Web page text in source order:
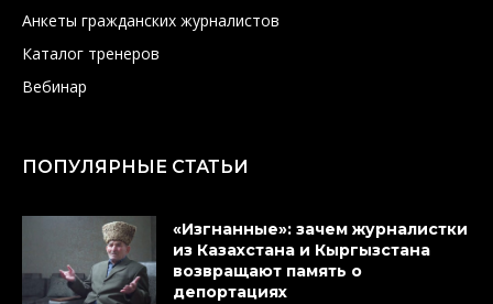
Анкеты гражданских журналистов
Каталог тренеров
Вебинар
ПОПУЛЯРНЫЕ СТАТЬИ
«Изгнанные»: зачем журналистки
из Казахстана и Кыргызстана
возвращают память о
депортациях